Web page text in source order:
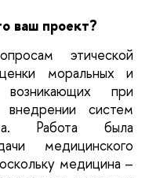
ваш проект?
этической
моральных и
возникающих при
внедрении систем
Работа была
медицинского
медицина –